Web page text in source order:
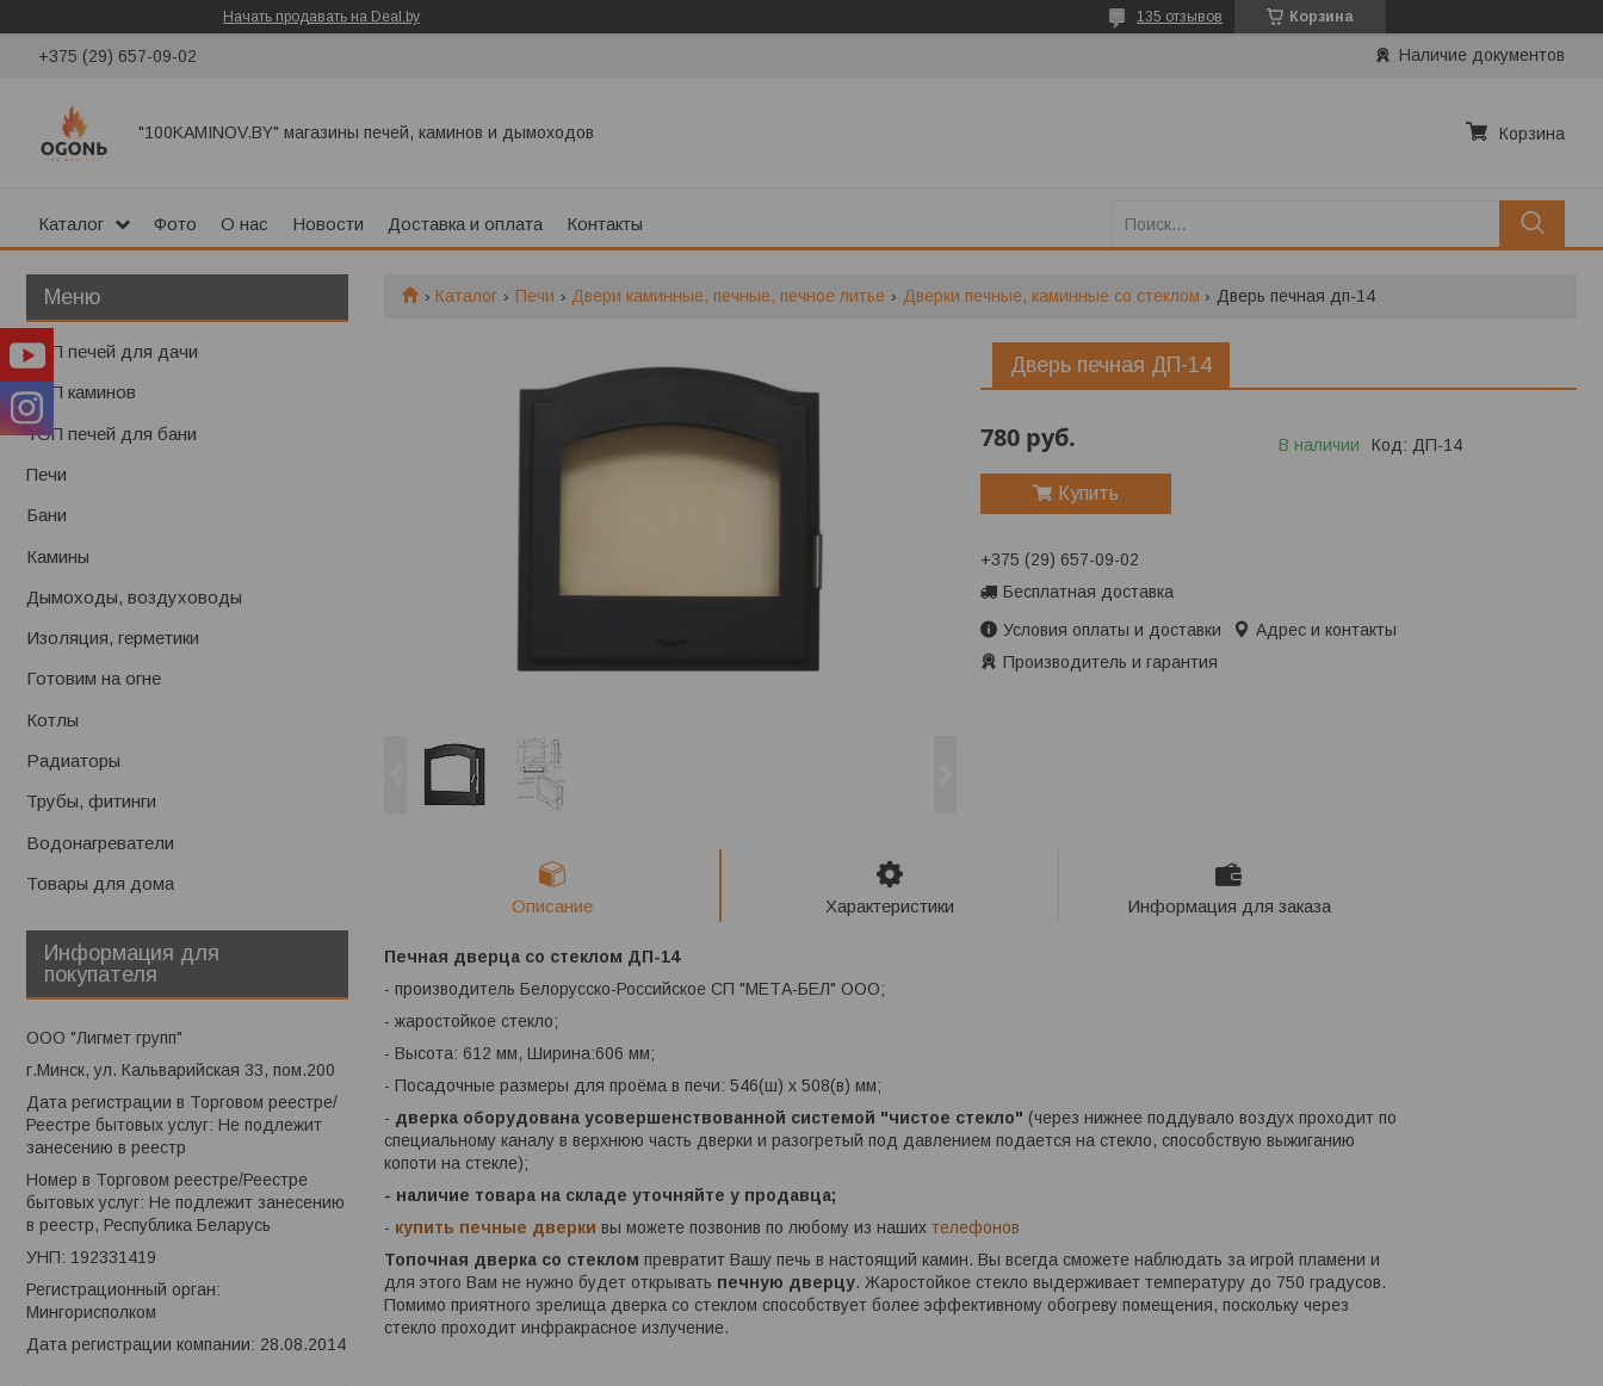
Начать продавать на Deal.by Корзина
135 отзывов
+375 (29) 657-09-02 Наличие документов
"100KAMINOV.BY" магазины печей, каминов и дымоходов Корзина
Каталог Фото О нас Новости Доставка и оплата Контакты
Каталог Печи Двери каминные, печные, печное литье Дверки печные, каминные со стеклом Дверь печная дп-14
Дверь печная ДП-14
780 руб. В наличии Код: ДП-14
Купить
+375 (29) 657-09-02
Бесплатная доставка
Условия оплаты и доставки
Адрес и контакты
Производитель и гарантия
Описание Характеристики Информация для заказа
Печная дверца со стеклом ДП-14
- производитель Белорусско-Российское СП "МЕТА-БЕЛ" ООО;
- жаростойкое стекло;
- Высота: 612 мм, Ширина:606 мм;
- Посадочные размеры для проёма в печи: 546(ш) х 508(в) мм;
- дверка оборудована усовершенствованной системой "чистое стекло" (через нижнее поддувало воздух проходит по
специальному каналу в верхнюю часть дверки и разогретый под давлением подается на стекло, способствую выжиганию
копоти на стекле);
- наличие товара на складе уточняйте у продавца;
- купить печные дверки вы можете позвонив по любому из наших телефонов
Топочная дверка со стеклом превратит Вашу печь в настоящий камин. Вы всегда сможете наблюдать за игрой пламени и
для этого Вам не нужно будет открывать печную дверцу. Жаростойкое стекло выдерживает температуру до 750 градусов.
Помимо приятного зрелища дверка со стеклом способствует более эффективному обогреву помещения, поскольку через
стекло проходит инфракрасное излучение.
ТОП печей для дачи
ТОП каминов
ТОП печей для бани
Печи
Бани
Камины
Дымоходы, воздуховоды
Изоляция, герметики
Готовим на огне
Котлы
Радиаторы
Трубы, фитинги
Водонагреватели
Товары для дома
Информация для
покупателя
ООО "Лигмет групп"
г.Минск, ул. Кальварийская 33, пом.200
Дата регистрации в Торговом реестре/
Реестре бытовых услуг: Не подлежит
занесению в реестр
Номер в Торговом реестре/Реестре
бытовых услуг: Не подлежит занесению
в реестр, Республика Беларусь
УНП: 192331419
Регистрационный орган:
Мингорисполком
Дата регистрации компании: 28.08.2014